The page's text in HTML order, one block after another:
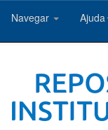
Navegar Ajuda